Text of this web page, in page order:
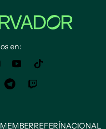
en:
REFERÍNACIONAL